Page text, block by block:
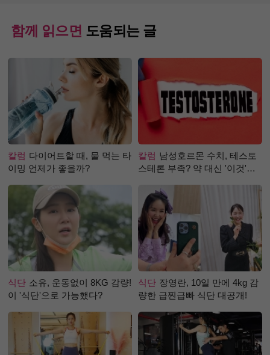
함께 읽으면 도움되는 글
칼럼 다이어트할 때, 물 먹는 타
이밍 언제가 좋을까?
칼럼 남성호르몬 수치, 테스토
스테론 부족? 약 대신 '이것'으
식단 소유, 운동없이 8KG 감량!
이 '식단'으로 가능했다?
식단 장영란, 10일 만에 4kg 감
량한 급찐급빠 식단 대공개!